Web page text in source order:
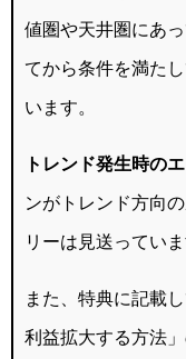
値圏や天井圏にあ
てから条件を満た
います。
トレンド発生時の
ンがトレンド方向
リーは見送っていま
また、特典に記載
利益拡大する方法